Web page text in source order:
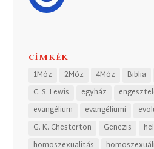
CÍMKÉK
1Móz 2Móz 4Móz Biblia
C. S. Lewis
egyház
evangélium
evangéliumi
G. K. Chesterton
Genezis
homoszexualitás